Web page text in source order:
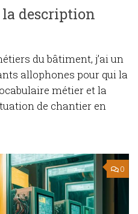
la description
du bâtiment, j’ai un
allophones pour qui la
métier et la
de chantier en
0